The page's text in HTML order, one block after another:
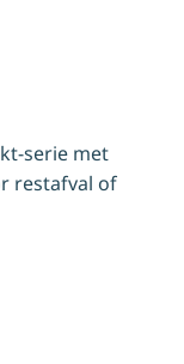
serie met
restafval of